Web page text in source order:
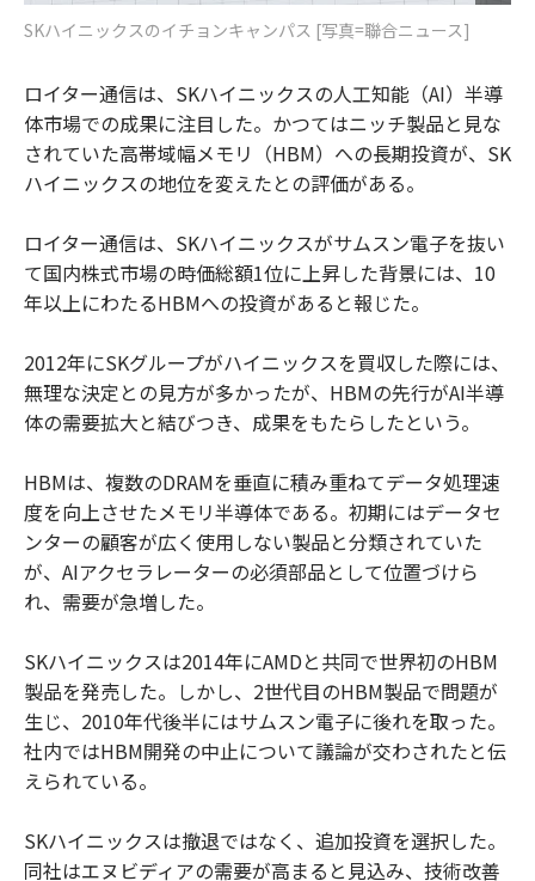
SKハイニックスのイチョンキャンパス [写真=聯合ニュース]
ロイター通信は、SKハイニックスの人工知能（AI）半導
体市場での成果に注目した。かつてはニッチ製品と見な
されていた高帯域幅メモリ（HBM）への長期投資が、SK
ハイニックスの地位を変えたとの評価がある。
ロイター通信は、SKハイニックスがサムスン電子を抜い
て国内株式市場の時価総額1位に上昇した背景には、10
年以上にわたるHBMへの投資があると報じた。
2012年にSKグループがハイニックスを買収した際には、
無理な決定との見方が多かったが、HBMの先行がAI半導
体の需要拡大と結びつき、成果をもたらしたという。
HBMは、複数のDRAMを垂直に積み重ねてデータ処理速
度を向上させたメモリ半導体である。初期にはデータセ
ンターの顧客が広く使用しない製品と分類されていた
が、AIアクセラレーターの必須部品として位置づけら
れ、需要が急増した。
SKハイニックスは2014年にAMDと共同で世界初のHBM
製品を発売した。しかし、2世代目のHBM製品で問題が
生じ、2010年代後半にはサムスン電子に後れを取った。
社内ではHBM開発の中止について議論が交わされたと伝
えられている。
SKハイニックスは撤退ではなく、追加投資を選択した。
同社はエヌビディアの需要が高まると見込み、技術改善